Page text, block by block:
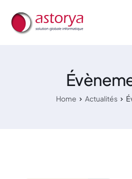
A propos de nous
Home Actualités